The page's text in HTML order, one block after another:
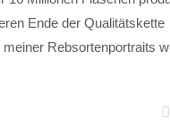
Ende der Qualitätskette
Rebsortenportraits